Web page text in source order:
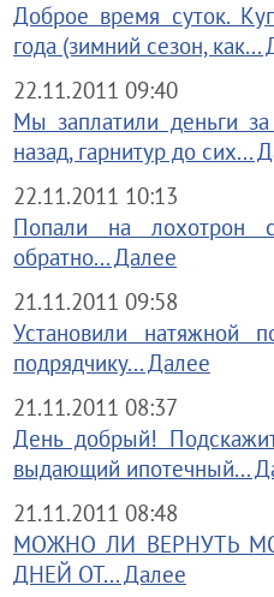
Доброе время суток.
года (зимний сезон, как...
22.11.2011 09:40
Мы заплатили деньги
назад, гарнитур до сих...
22.11.2011 10:13
Попали на лохотрон
обратно... Далее
21.11.2011 09:58
Установили натяжной
подрядчику... Далее
21.11.2011 08:37
День добрый!
выдающий ипотечный...
21.11.2011 08:48
МОЖНО ЛИ ВЕРНУТЬ
ДНЕЙ ОТ... Далее